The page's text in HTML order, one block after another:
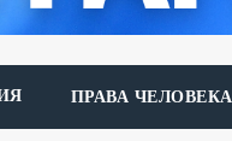
ПРАВА ЧЕЛОВЕКА